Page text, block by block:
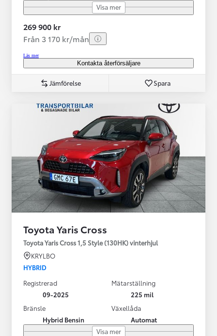
Visa mer
269 900 kr
Från 3 170 kr/mån
Läs mer
Kontakta återförsäljare
Jämförelse Spara
Toyota Yaris Cross
Toyota Yaris Cross 1,5 Style (130HK) vinterhjul
KRYLBO
HYBRID
Registrerad
09-2025
Mätarställning
225 mil
Bränsle
Hybrid Bensin
Växellåda
Automat
Visa mer